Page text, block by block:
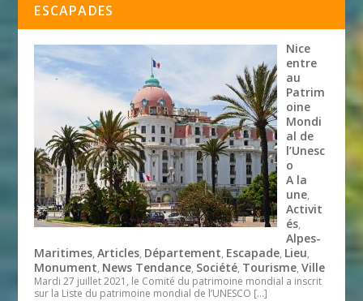
ESCAPADES
Nice
entre
au
Patrim
oine
Mondi
al de
l’Unesc
o
A la
une,
Activit
és,
Alpes-
Maritimes,Articles, Département, Escapade, Lieu,
Monument, News Tendance, Société, Tourisme,Ville
Mardi 27 juillet 2021, le Comité du patrimoine mondial a inscrit
sur la Liste du patrimoine mondial de l’UNESCO […]